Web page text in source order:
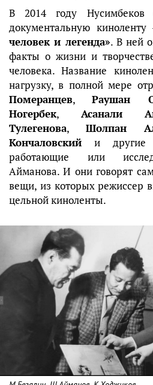
В 2014 году Нусимбеков
документальную киноленту
человек и легенда». В ней
факты о жизни и
человека. Название
нагрузку, в полной мере
Померанцев,Раушан
Ногербек, Асанали
Тулегенова, Шолпан
Кончаловский и
работающие или
Айманова. И они говорят
вещи, из которых режиссер
цельной киноленты.